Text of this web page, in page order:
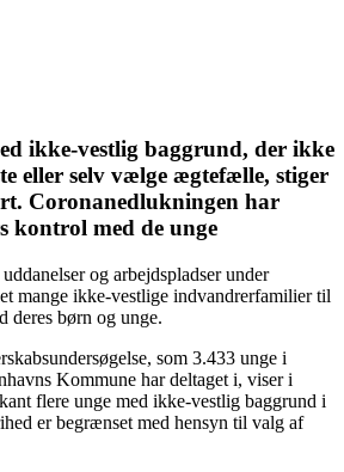
ikke-vestlig baggrund, der ikke
eller selv vælge ægtefælle, stiger
Coronanedlukningen har
kontrol med de unge
og arbejdspladser under
mange ikke-vestlige indvandrerfamilier til
deres børn og unge.
som 3.433 unge i
Kommune har deltaget i, viser i
flere unge med ikke-vestlig baggrund i
er begrænset med hensyn til valg af